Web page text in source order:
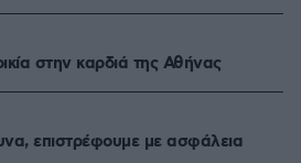
στην καρδιά της Αθήνας
επιστρέφουμε με ασφάλεια